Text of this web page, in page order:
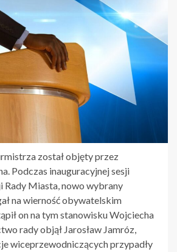
został objęty przez
Podczas inauguracyjnej sesji
Rady Miasta, nowo wybrany
na wierność obywatelskim
on na tym stanowisku Wojciecha
rady objął Jarosław Jamróz,
wiceprzewodniczących przypadły